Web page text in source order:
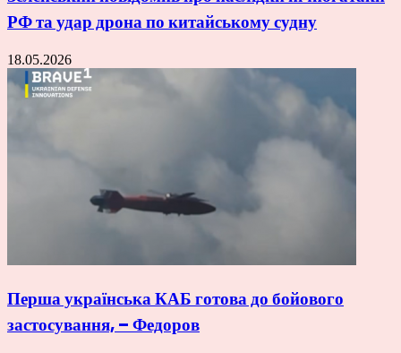
РФ та удар дрона по китайському судну
18.05.2026
Перша українська КАБ готова до бойового
застосування, – Федоров